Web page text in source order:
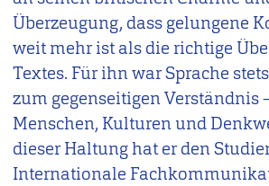
Überzeugung, dass gelungene
weit mehr ist als die richtige
Textes. Für ihn war Sprache
zum gegenseitigen Verständnis
Menschen, Kulturen und
dieser Haltung hat er den
Internationale